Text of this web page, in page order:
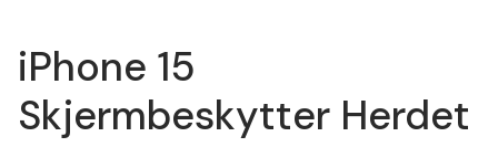
iPhone 15
Skjermbeskytter Herdet